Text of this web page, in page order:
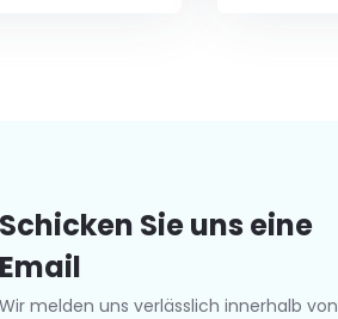
Schicken Sie uns eine
Email
Wir melden uns verlässlich innerhalb von